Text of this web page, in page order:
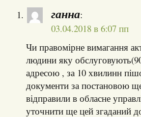
ганна:
03.04.2018 в 6:07 пп
Чи правомірне вимагання
людини яку
адресою , за 10 хвилинн
документи за постановою
відправили в обласне
уточнити ще цей згаданий